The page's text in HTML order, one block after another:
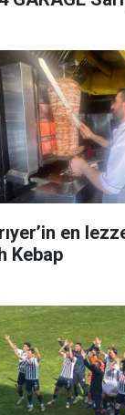
en
Kebap